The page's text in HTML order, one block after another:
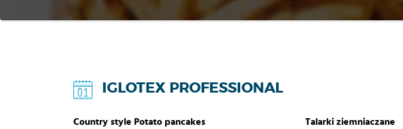
IGLOTEX PROFESSIONAL
Country style Potato pancakes Talarki ziemniaczane